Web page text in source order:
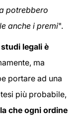
potrebbero
anche i premi".
legali è
ma
portare ad una
più probabile,
che ogni ordine